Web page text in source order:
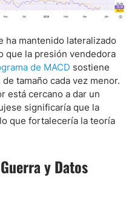
ha mantenido lateralizado
que la presión vendedora
de MACD sostiene
tamaño cada vez menor.
está cercano a dar un
significaría que la
que fortalecería la teoría
y Datos